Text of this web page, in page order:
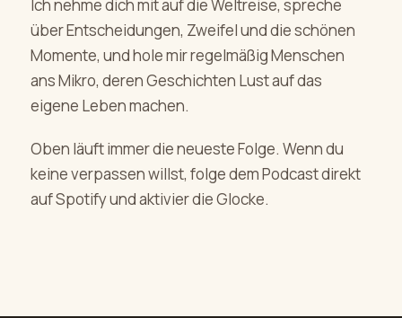
Ich nehme dich mit auf die Weltreise, spreche
über Entscheidungen, Zweifel und die schönen
Momente, und hole mir regelmäßig Menschen
ans Mikro, deren Geschichten Lust auf das
eigene Leben machen.
Oben läuft immer die neueste Folge. Wenn du
keine verpassen willst, folge dem Podcast direkt
auf Spotify und aktivier die Glocke.